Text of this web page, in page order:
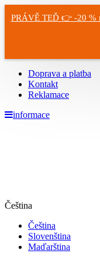
PRÁVĚ TEĎ 👉 -20 %
Doprava a platba
Kontakt
Reklamace
informace
Čeština
Čeština
Slovenština
Maďarština